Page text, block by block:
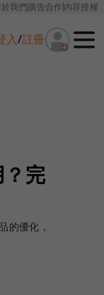
我們廣告合作內容授權
入/註冊
完
的優化，